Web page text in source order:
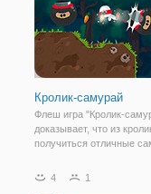
Кролик-самурай
Флеш игра "Кролик-
доказывает, что из
получиться отличные
А убедиться в их
4 1